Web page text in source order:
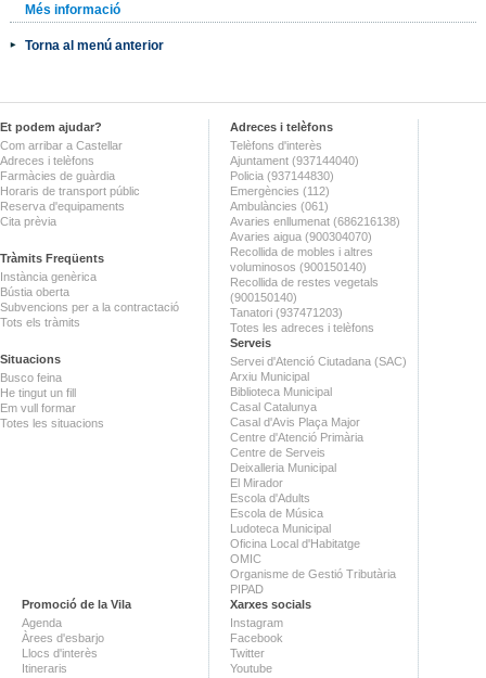
Més informació
Torna al menú anterior
Et podem ajudar?
Com arribar a Castellar
Adreces i telèfons
Farmàcies de guàrdia
Horaris de transport públic
Reserva d'equipaments
Cita prèvia
Tràmits Freqüents
Instància genèrica
Bústia oberta
Subvencions per a la contractació
Tots els tràmits
Situacions
Busco feina
He tingut un fill
Em vull formar
Totes les situacions
Adreces i telèfons
Telèfons d'interès
Ajuntament (937144040)
Policia (937144830)
Emergències (112)
Ambulàncies (061)
Avaries enllumenat (686216138)
Avaries aigua (900304070)
Recollida de mobles i altres
voluminosos (900150140)
Recollida de restes vegetals
(900150140)
Tanatori (937471203)
Totes les adreces i telèfons
Serveis
Servei d'Atenció Ciutadana (SAC)
Arxiu Municipal
Biblioteca Municipal
Casal Catalunya
Casal d'Avis Plaça Major
Centre d'Atenció Primària
Centre de Serveis
Deixalleria Municipal
El Mirador
Escola d'Adults
Escola de Música
Ludoteca Municipal
Oficina Local d'Habitatge
OMIC
Organisme de Gestió Tributària
PIPAD
Promoció de la Vila
Agenda
Àrees d'esbarjo
Llocs d'interès
Itineraris
Xarxes socials
Instagram
Facebook
Twitter
Youtube